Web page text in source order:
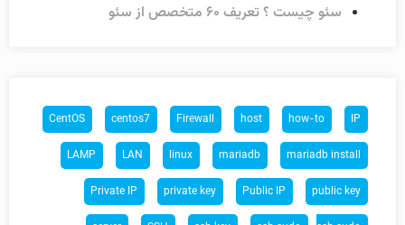
سئو چیست ؟ تعریف ۶۰ متخصص از سئو
CentOS centos7 Firewall host how-to IP
LAMP LAN linux mariadb mariadb install
Private IP private key Public IP public key